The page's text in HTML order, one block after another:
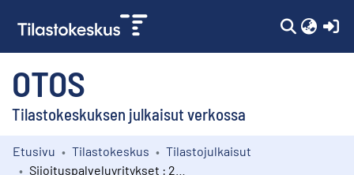
OTOS
Tilastokeskuksen julkaisut verkossa
Kokoelmat
Etusivu Tilastokeskus
Tilastojulkaisut